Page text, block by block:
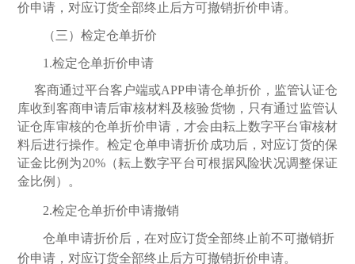
价申请，对应订货全部终止后方可撤销折价申请。
（三）检定仓单折价
1.检定仓单折价申请
客商通过平台客户端或APP申请仓单折价，监管认证仓
库收到客商申请后审核材料及核验货物，只有通过监管认
证仓库审核的仓单折价申请，才会由耘上数字平台审核材
料后进行操作。检定仓单申请折价成功后，对应订货的保
证金比例为20%（耘上数字平台可根据风险状况调整保证
金比例）。
2.检定仓单折价申请撤销
仓单申请折价后，在对应订货全部终止前不可撤销折
价申请，对应订货全部终止后方可撤销折价申请。